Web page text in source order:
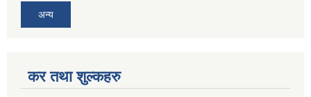
अन्य
कर तथा शुल्कहरु